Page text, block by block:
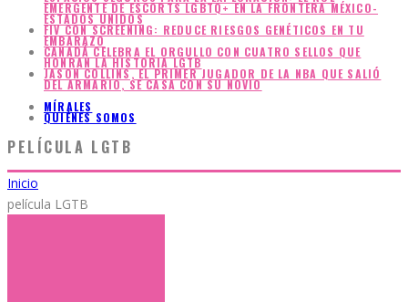
EMERGENTE DE ESCORTS LGBTQ+ EN LA FRONTERA MÉXICO-
ESTADOS UNIDOS
FIV CON SCREENING: REDUCE RIESGOS GENÉTICOS EN TU
EMBARAZO
CANADÁ CELEBRA EL ORGULLO CON CUATRO SELLOS QUE
HONRAN LA HISTORIA LGTB
JASON COLLINS, EL PRIMER JUGADOR DE LA NBA QUE SALIÓ
DEL ARMARIO, SE CASA CON SU NOVIO
MÍRALES
QUIÉNES SOMOS
PELÍCULA LGTB
Inicio
película LGTB